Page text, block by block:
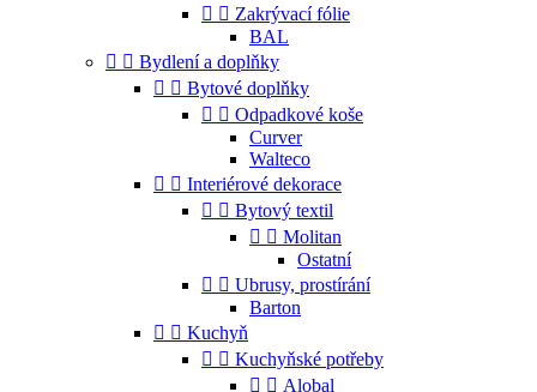
  Zakrývací fólie
BAL
  Bydlení a doplňky
  Bytové doplňky
  Odpadkové koše
Curver
Walteco
  Interiérové dekorace
  Bytový textil
  Molitan
Ostatní
  Ubrusy, prostírání
Barton
  Kuchyň
  Kuchyňské potřeby
  Alobal